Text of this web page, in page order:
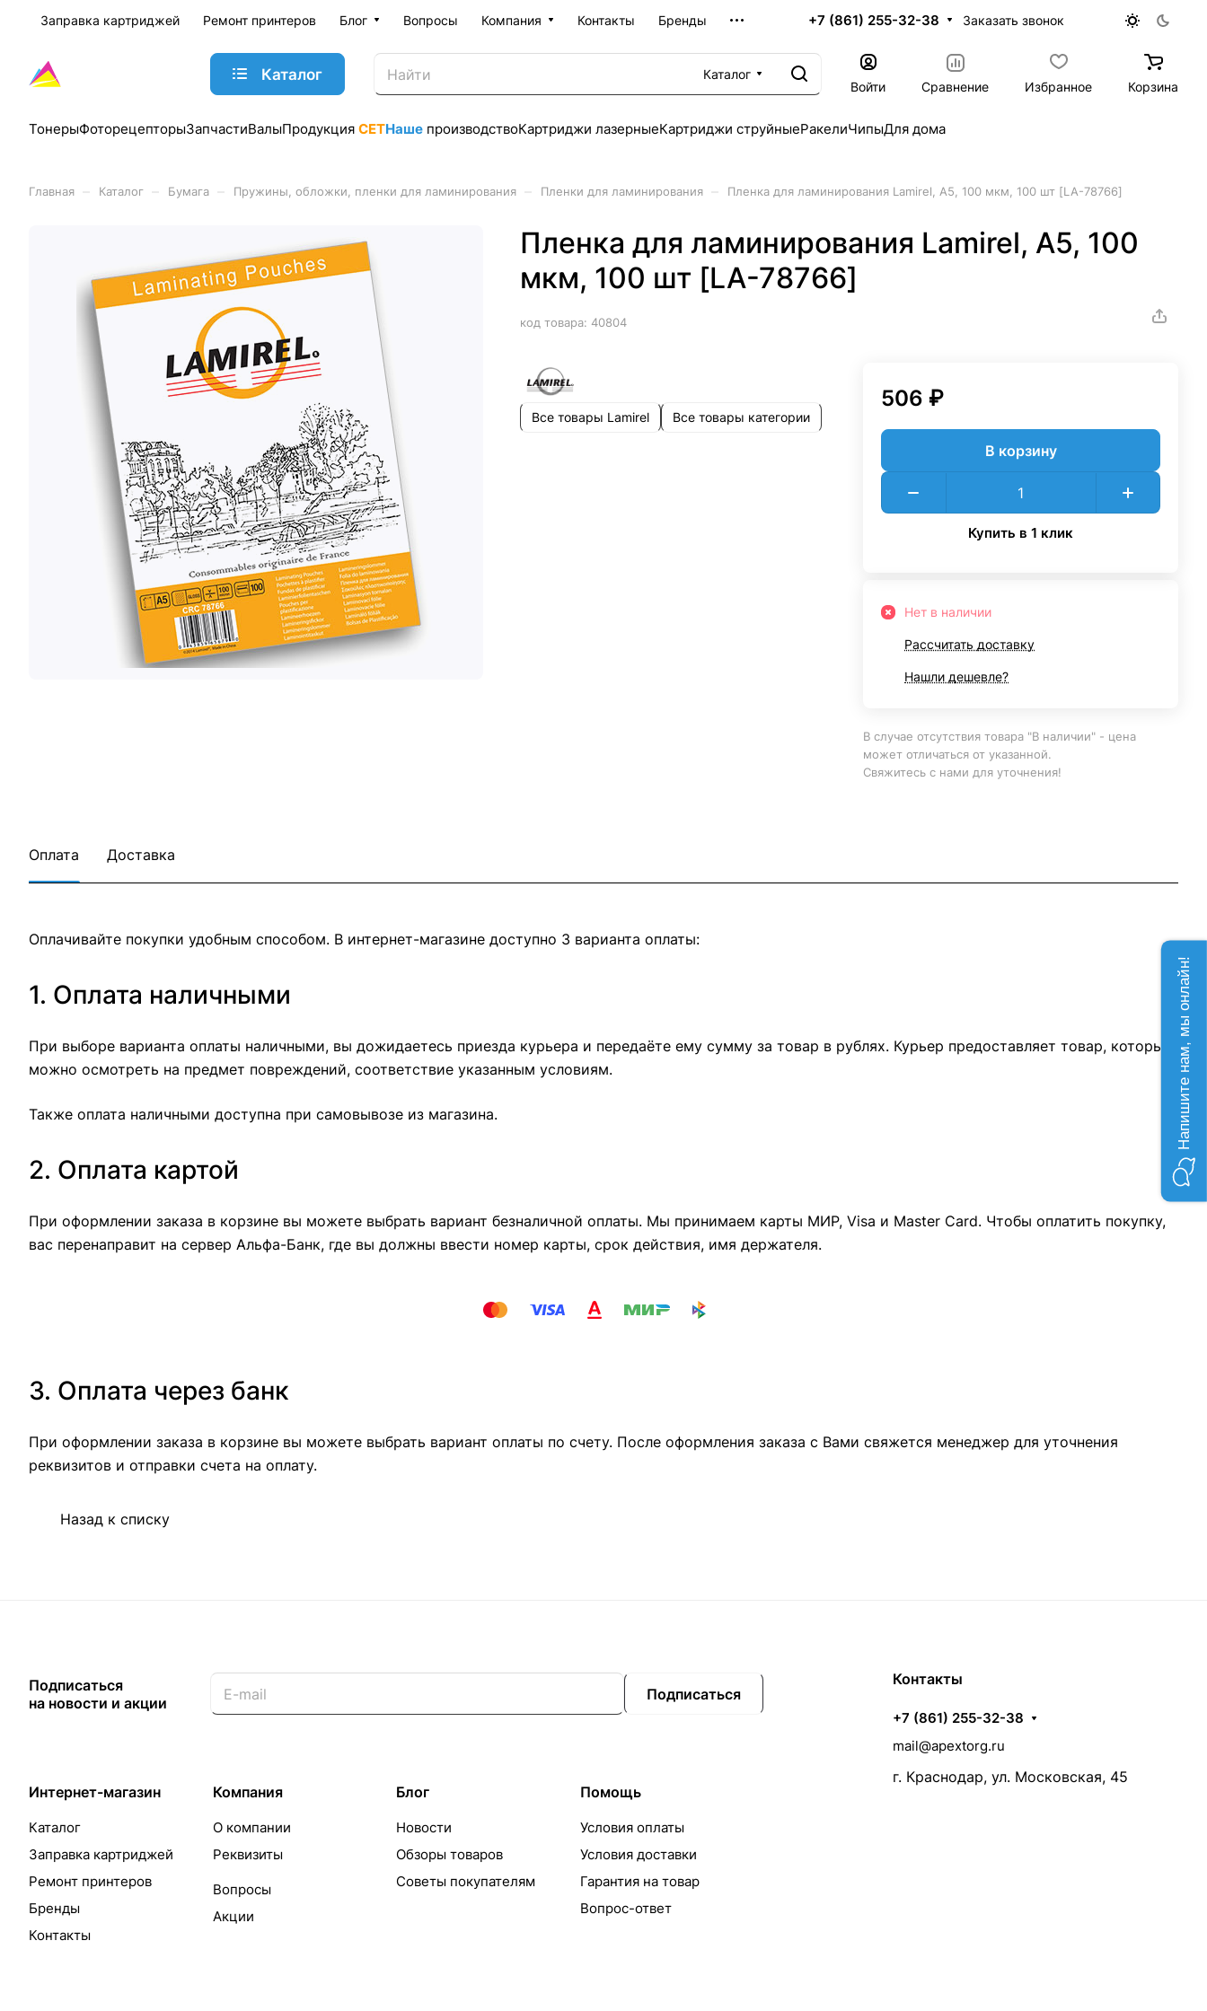
Заправка картриджей Ремонт принтеров Блог Вопросы Компания Контакты Бренды +7 (861) 255-32-38 Заказать звонок
Каталог
Каталог
Войти
Сравнение Избранное Корзина
ТонерыФоторецепторыЗапчастиВалыПродукция CETНаше производствоКартриджи лазерныеКартриджи струйныеРакелиЧипыДля дома
Главная Каталог Бумага Пружины, обложки, пленки для ламинирования Пленки для ламинирования Пленка для ламинирования Lamirel, А5, 100 мкм, 100 шт [LA-78766]
Пленка для ламинирования Lamirel, А5, 100
мкм, 100 шт [LA-78766]
код товара: 40804
Все товары Lamirel Все товары категории
506 ₽
В корзину
Купить в 1 клик
Нет в наличии
Рассчитать доставку
Нашли дешевле?
В случае отсутствия товара "В наличии" - цена
может отличаться от указанной.
Свяжитесь с нами для уточнения!
Оплата Доставка
Оплачивайте покупки удобным способом. В интернет-магазине доступно 3 варианта оплаты:
1. Оплата наличными
При выборе варианта оплаты наличными, вы дожидаетесь приезда курьера и передаёте ему сумму за товар в рублях. Курьер предоставляет товар, который
можно осмотреть на предмет повреждений, соответствие указанным условиям.
Также оплата наличными доступна при самовывозе из магазина.
2. Оплата картой
При оформлении заказа в корзине вы можете выбрать вариант безналичной оплаты. Мы принимаем карты МИР, Visa и Master Card. Чтобы оплатить покупку,
вас перенаправит на сервер Альфа-Банк, где вы должны ввести номер карты, срок действия, имя держателя.
3. Оплата через банк
При оформлении заказа в корзине вы можете выбрать вариант оплаты по счету. После оформления заказа с Вами свяжется менеджер для уточнения
реквизитов и отправки счета на оплату.
Назад к списку
Подписаться
на новости и акции
Подписаться
Интернет-магазин
Каталог
Заправка картриджей
Ремонт принтеров
Бренды
Контакты
Компания
О компании
Реквизиты
Вопросы
Акции
Блог
Новости
Обзоры товаров
Советы покупателям
Помощь
Условия оплаты
Условия доставки
Гарантия на товар
Вопрос-ответ
Контакты
+7 (861) 255-32-38
mail@apextorg.ru
г. Краснодар, ул. Московская, 45
Напишите нам, мы онлайн!